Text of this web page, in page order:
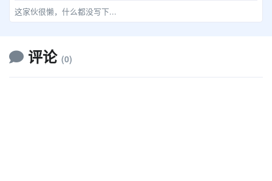
这家伙很懒，什么都没写下...
评论 (0)